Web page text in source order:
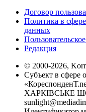
Договор
Политика в
данных
Редакция
© 2000-2026,
Субъект в сфере
ХАРКІВСЬКЕ